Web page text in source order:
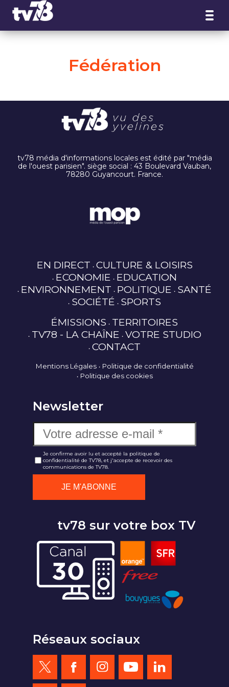
Fédération
tv78 média d'informations locales est édité par "média
de l'ouest parisien". siège social : 43 Boulevard Vauban,
78280 Guyancourt. France.
EN DIRECT CULTURE & LOISIRS
ECONOMIE EDUCATION
ENVIRONNEMENT POLITIQUE SANTÉ
SOCIÉTÉ SPORTS
ÉMISSIONS TERRITOIRES
TV78 - LA CHAÎNE VOTRE STUDIO
CONTACT
Mentions Légales
Politique de confidentialité
Politique des cookies
Newsletter
Je confirme avoir lu et accepté la politique de
confidentialité de TV78, et j'accepte de recevoir des
communications de TV78.
tv78 sur votre box TV
Réseaux sociaux
Panneau de gestion des cookies